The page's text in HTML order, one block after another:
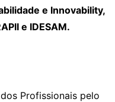
e Innovability,
e IDESAM.
Profissionais pelo